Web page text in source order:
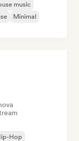
music
Minimal
Hop